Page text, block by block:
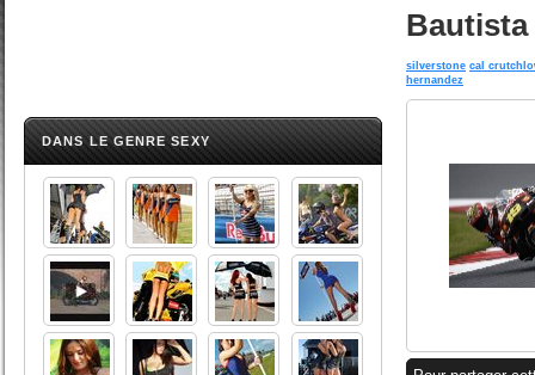
DANS LE GENRE SEXY
silverstone cal
hernandez